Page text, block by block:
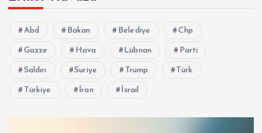
Abd Bakan Belediye Chp
Gazze Hava Lübnan Parti
Saldırı Suriye Trump Türk
Türkiye İran İsrail